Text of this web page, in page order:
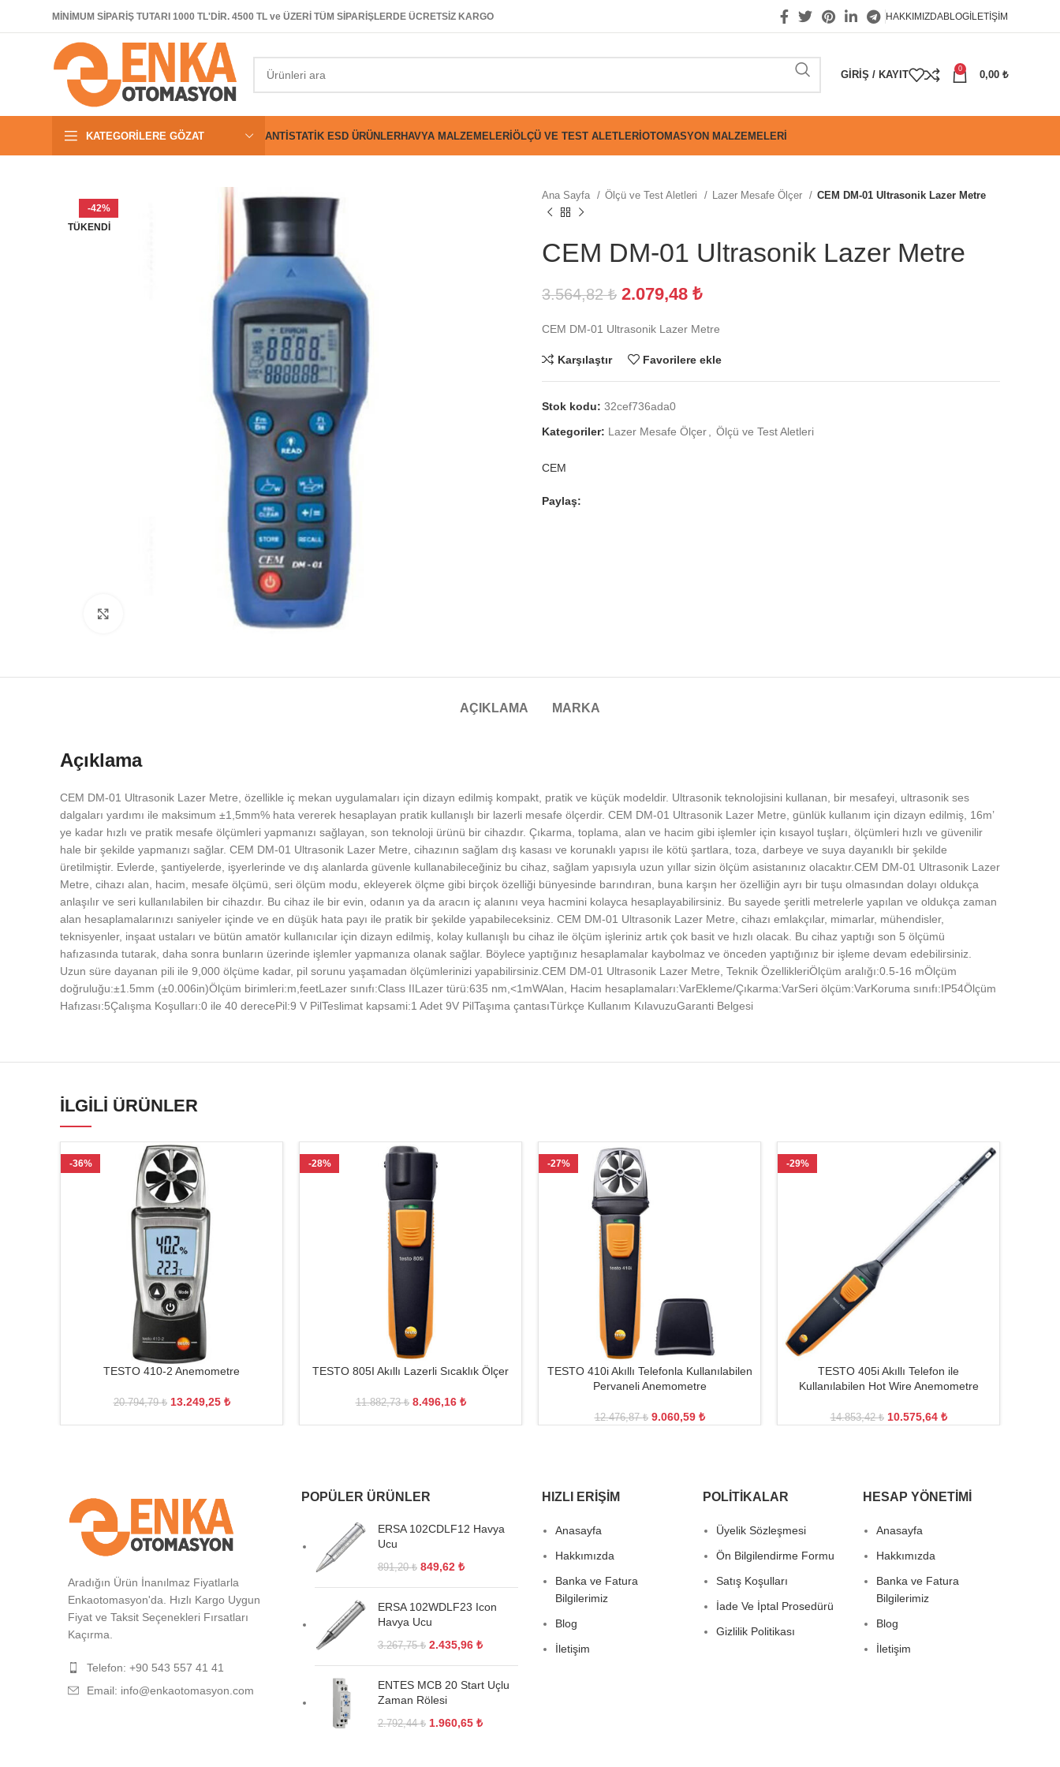
MİNİMUM SİPARİŞ TUTARI 1000 TL'DİR. 4500 TL ve ÜZERİ TÜM SİPARİŞLERDE ÜCRETSİZ KARGO HAKKIMIZDABLOGİLETIŞIM
GIRIŞ / KAYIT
0
0,00 ₺
KATEGORILERE GÖZAT ANTISTATIK ESD ÜRÜNLERHAVYA MALZEMELERIÖLÇÜ VE TEST ALETLERIOTOMASYON MALZEMELERI
-42%
TÜKENDI
Ana Sayfa Ölçü ve Test Aletleri Lazer Mesafe Ölçer CEM DM-01 Ultrasonik Lazer Metre
CEM DM-01 Ultrasonik Lazer Metre
3.564,82₺ 2.079,48 ₺
CEM DM-01 Ultrasonik Lazer Metre
Karşılaştır Favorilere ekle
Stok kodu: 32cef736ada0
Kategoriler: Lazer Mesafe Ölçer Ölçü ve Test Aletleri
CEM
Paylaş:
AÇIKLAMA MARKA
Açıklama
CEM DM-01 Ultrasonik Lazer Metre, özellikle iç mekan uygulamaları için dizayn edilmiş kompakt, pratik ve küçük modeldir. Ultrasonik teknolojisini kullanan, bir mesafeyi, ultrasonik ses
dalgaları yardımı ile maksimum ±1,5mm% hata vererek hesaplayan pratik kullanışlı bir lazerli mesafe ölçerdir. CEM DM-01 Ultrasonik Lazer Metre, günlük kullanım için dizayn edilmiş, 16m’
ye kadar hızlı ve pratik mesafe ölçümleri yapmanızı sağlayan, son teknoloji ürünü bir cihazdır. Çıkarma, toplama, alan ve hacim gibi işlemler için kısayol tuşları, ölçümleri hızlı ve güvenilir
hale bir şekilde yapmanızı sağlar. CEM DM-01 Ultrasonik Lazer Metre, cihazının sağlam dış kasası ve korunaklı yapısı ile kötü şartlara, toza, darbeye ve suya dayanıklı bir şekilde
üretilmiştir. Evlerde, şantiyelerde, işyerlerinde ve dış alanlarda güvenle kullanabileceğiniz bu cihaz, sağlam yapısıyla uzun yıllar sizin ölçüm asistanınız olacaktır.CEM DM-01 Ultrasonik Lazer
Metre, cihazı alan, hacim, mesafe ölçümü, seri ölçüm modu, ekleyerek ölçme gibi birçok özelliği bünyesinde barındıran, buna karşın her özelliğin ayrı bir tuşu olmasından dolayı oldukça
anlaşılır ve seri kullanılabilen bir cihazdır. Bu cihaz ile bir evin, odanın ya da aracın iç alanını veya hacmini kolayca hesaplayabilirsiniz. Bu sayede şeritli metrelerle yapılan ve oldukça zaman
alan hesaplamalarınızı saniyeler içinde ve en düşük hata payı ile pratik bir şekilde yapabileceksiniz. CEM DM-01 Ultrasonik Lazer Metre, cihazı emlakçılar, mimarlar, mühendisler,
teknisyenler, inşaat ustaları ve bütün amatör kullanıcılar için dizayn edilmiş, kolay kullanışlı bu cihaz ile ölçüm işleriniz artık çok basit ve hızlı olacak. Bu cihaz yaptığı son 5 ölçümü
hafızasında tutarak, daha sonra bunların üzerinde işlemler yapmanıza olanak sağlar. Böylece yaptığınız hesaplamalar kaybolmaz ve önceden yaptığınız bir işleme devam edebilirsiniz.
Uzun süre dayanan pili ile 9,000 ölçüme kadar, pil sorunu yaşamadan ölçümlerinizi yapabilirsiniz.CEM DM-01 Ultrasonik Lazer Metre, Teknik ÖzellikleriÖlçüm aralığı:0.5-16 mÖlçüm
doğruluğu:±1.5mm (±0.006in)Ölçüm birimleri:m,feetLazer sınıfı:Class IILazer türü:635 nm,˂1mWAlan, Hacim hesaplamaları:VarEkleme/Çıkarma:VarSeri ölçüm:VarKoruma sınıfı:IP54Ölçüm
Hafızası:5Çalışma Koşulları:0 ile 40 derecePil:9 V PilTeslimat kapsami:1 Adet 9V PilTaşıma çantasıTürkçe Kullanım KılavuzuGaranti Belgesi
İLGILI ÜRÜNLER
-36%
TESTO 410-2 Anemometre
20.794,79₺ 13.249,25 ₺
-28%
TESTO 805I Akıllı Lazerli Sıcaklık Ölçer
11.882,73₺ 8.496,16 ₺
-27%
TESTO 410i Akıllı Telefonla Kullanılabilen
Pervaneli Anemometre
12.476,87₺ 9.060,59 ₺
-29%
TESTO 405i Akıllı Telefon ile
Kullanılabilen Hot Wire Anemometre
14.853,42₺ 10.575,64 ₺
Aradığın Ürün İnanılmaz Fiyatlarla
Enkaotomasyon'da. Hızlı Kargo Uygun
Fiyat ve Taksit Seçenekleri Fırsatları
Kaçırma.
Telefon: +90 543 557 41 41
Email: info@enkaotomasyon.com
POPÜLER ÜRÜNLER
ERSA 102CDLF12 Havya
Ucu
891,20₺ 849,62 ₺
ERSA 102WDLF23 Icon
Havya Ucu
3.267,75₺ 2.435,96 ₺
ENTES MCB 20 Start Uçlu
Zaman Rölesi
2.792,44₺ 1.960,65 ₺
HIZLI ERIŞIM
Anasayfa
Hakkımızda
Banka ve Fatura
Bilgilerimiz
Blog
İletişim
POLITIKALAR
Üyelik Sözleşmesi
Ön Bilgilendirme Formu
Satış Koşulları
İade Ve İptal Prosedürü
Gizlilik Politikası
HESAP YÖNETIMI
Anasayfa
Hakkımızda
Banka ve Fatura
Bilgilerimiz
Blog
İletişim